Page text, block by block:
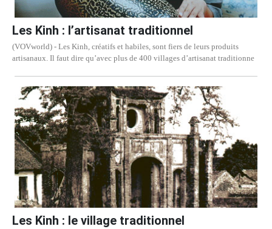
Les Kinh : l’artisanat traditionnel
(VOVworld) - Les Kinh, créatifs et habiles, sont fiers de leurs produits
artisanaux. Il faut dire qu’avec plus de 400 villages d’artisanat traditionne
Les Kinh : le village traditionnel